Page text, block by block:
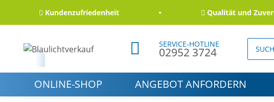
Kundenzufriedenheit Qualität und
SERVICE-HOTLINE
02952 3724
ONLINE-SHOP ANGEBOT ANFORDERN